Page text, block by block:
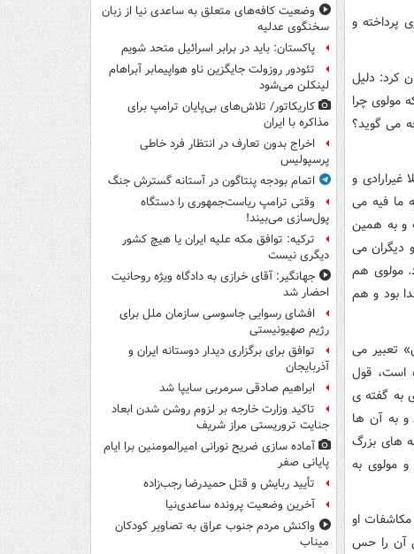
پرداخته و
کرد: دلیل
مولوی چرا
می گوید؟
غیرارادی و
ما فیه می
و به همین
دیگران می
مولوی هم
بود و هم
تعبیر می
است، قول
به گفته ی
و به آن ها
های بزرگ
مولوی به
مکاشفات او
آن را حس
وضعیت کافه‌های متعلق به ساعدی نیا از زبان
سخنگوی عدلیه
پاکستان: باید در برابر اسرائیل متحد شویم
تئودور روزولت جایگزین ناو هواپیمابر آبراهام
لینکلن می‌شود
کاریکاتور/ تلاش‌های بی‌پایان ترامپ برای
مذاکره با ایران
اخراج بدون تعارف در انتظار فرد خاطی
پرسپولیس
اتمام بودجه پنتاگون در آستانه گسترش جنگ
وقتی ترامپ ریاست‌جمهوری را دستگاه
پول‌سازی می‌بیند!
ترکیه: توافق مکه علیه ایران یا هیچ کشور
دیگری نیست
جهانگیر: آقای خرازی به دادگاه ویژه روحانیت
احضار شد
افشای رسوایی جاسوسی سازمان ملل برای
رژیم صهیونیستی
توافق برای برگزاری دیدار دوستانه ایران و
آذربایجان
ابراهیم صادقی سرمربی سایپا شد
تاکید وزارت خارجه بر لزوم روشن شدن ابعاد
جنایت تروریستی مراز شریف
آماده سازی ضریح نورانی امیرالمومنین برا ایام
پایانی صفر
تأیید ربایش و قتل حمیدرضا رجب‌زاده
آخرین وضعیت پرونده ساعدی‌نیا
واکنش مردم جنوب عراق به تصاویر کودکان
میناب